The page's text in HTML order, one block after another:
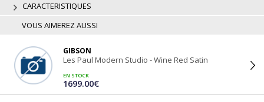
CARACTERISTIQUES
VOUS AIMEREZ AUSSI
GIBSON
Les Paul Modern Studio - Wine Red Satin
EN STOCK
1699.00€